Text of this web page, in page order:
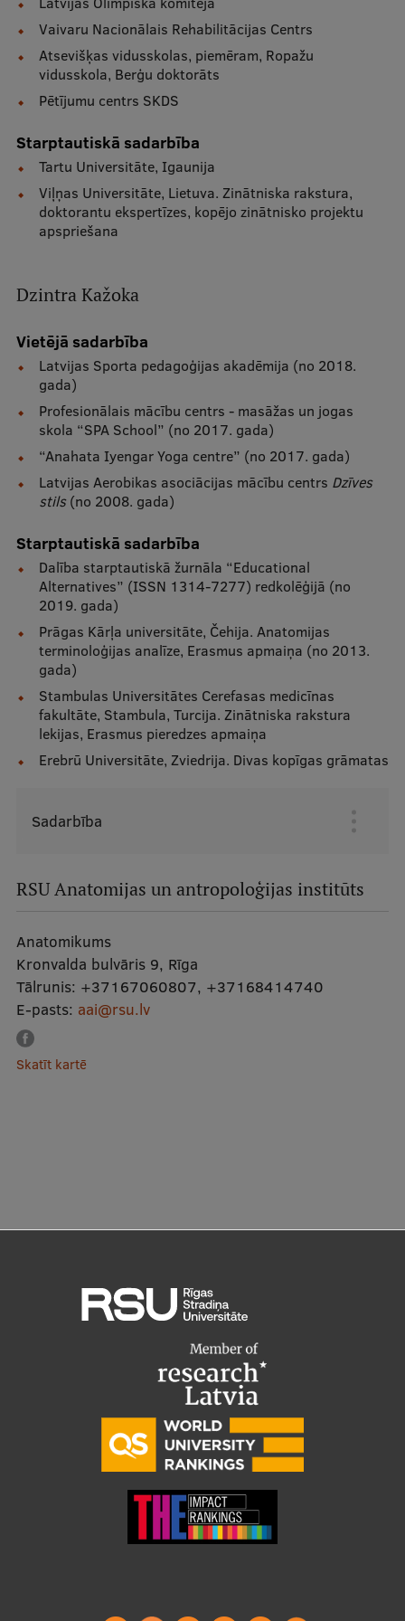
Vaivaru Nacionālais Rehabilitācijas Centrs
Atsevišķas vidusskolas, piemēram, Ropažu
vidusskola, Berģu doktorāts
Pētījumu centrs SKDS
Starptautiskā sadarbība
Tartu Universitāte, Igaunija
Viļņas Universitāte, Lietuva. Zinātniska rakstura,
doktorantu ekspertīzes, kopējo zinātnisko projektu
apspriešana
Dzintra Kažoka
Vietējā sadarbība
Latvijas Sporta pedagoģijas akadēmija (no 2018.
gada)
Profesionālais mācību centrs - masāžas un jogas
skola “SPA School” (no 2017. gada)
“Anahata Iyengar Yoga centre” (no 2017. gada)
Latvijas Aerobikas asociācijas mācību centrs Dzīves
stils(no 2008. gada)
Starptautiskā sadarbība
Dalība starptautiskā žurnāla “Educational
Alternatives” (ISSN 1314-7277) redkolēģijā (no
2019. gada)
Prāgas Kārļa universitāte, Čehija. Anatomijas
terminoloģijas analīze, Erasmus apmaiņa (no 2013.
gada)
Stambulas Universitātes Cerefasas medicīnas
fakultāte, Stambula, Turcija. Zinātniska rakstura
lekijas, Erasmus pieredzes apmaiņa
Erebrū Universitāte, Zviedrija. Divas kopīgas grāmatas
Augšējā
Sadarbība
RSU Anatomijas un antropoloģijas institūts
Anatomikums
Kronvalda bulvāris 9, Rīga
Tālrunis: +37167060807, +37168414740
E-pasts: aai@rsu.lv
Skatīt kartē